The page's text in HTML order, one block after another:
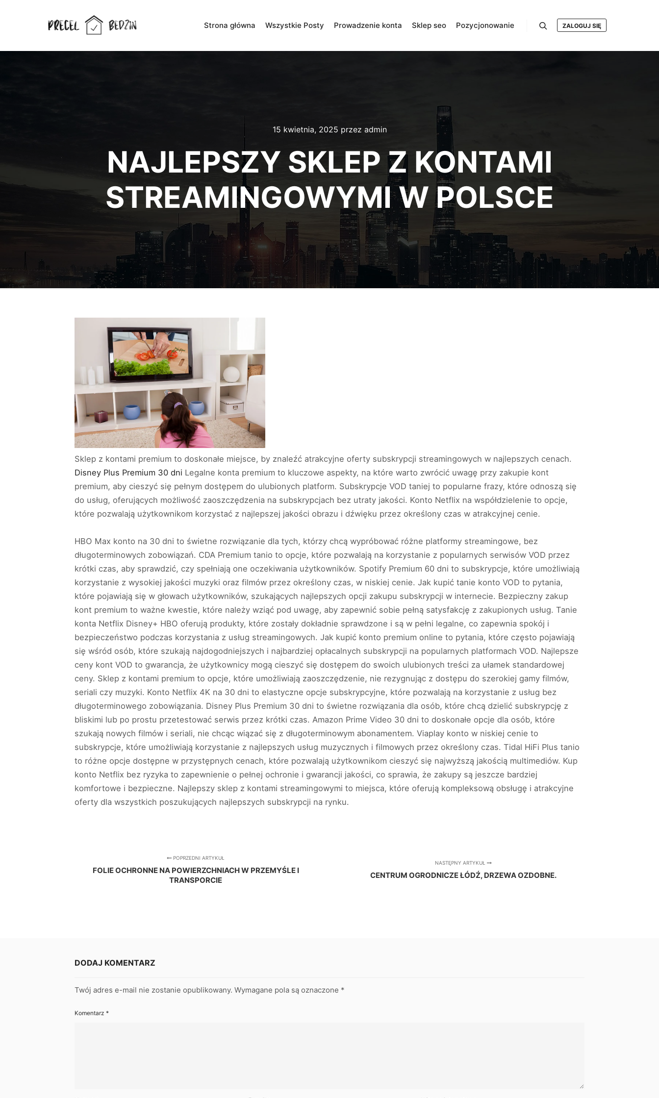
Strona główna Wszystkie Posty Prowadzenie konta Sklep seo Pozycjonowanie ZALOGUJ SIĘ
15 kwietnia, 2025 przez admin
NAJLEPSZY SKLEP Z KONTAMI
STREAMINGOWYMI W POLSCE
Sklep z kontami premium to doskonałe miejsce, by znaleźć atrakcyjne oferty subskrypcji streamingowych w najlepszych cenach.
Disney Plus Premium 30 dni Legalne konta premium to kluczowe aspekty, na które warto zwrócić uwagę przy zakupie kont
premium, aby cieszyć się pełnym dostępem do ulubionych platform. Subskrypcje VOD taniej to popularne frazy, które odnoszą się
do usług, oferujących możliwość zaoszczędzenia na subskrypcjach bez utraty jakości. Konto Netflix na współdzielenie to opcje,
które pozwalają użytkownikom korzystać z najlepszej jakości obrazu i dźwięku przez określony czas w atrakcyjnej cenie.
HBO Max konto na 30 dni to świetne rozwiązanie dla tych, którzy chcą wypróbować różne platformy streamingowe, bez
długoterminowych zobowiązań. CDA Premium tanio to opcje, które pozwalają na korzystanie z popularnych serwisów VOD przez
krótki czas, aby sprawdzić, czy spełniają one oczekiwania użytkowników. Spotify Premium 60 dni to subskrypcje, które umożliwiają
korzystanie z wysokiej jakości muzyki oraz filmów przez określony czas, w niskiej cenie. Jak kupić tanie konto VOD to pytania,
które pojawiają się w głowach użytkowników, szukających najlepszych opcji zakupu subskrypcji w internecie. Bezpieczny zakup
kont premium to ważne kwestie, które należy wziąć pod uwagę, aby zapewnić sobie pełną satysfakcję z zakupionych usług. Tanie
konta Netflix Disney+ HBO oferują produkty, które zostały dokładnie sprawdzone i są w pełni legalne, co zapewnia spokój i
bezpieczeństwo podczas korzystania z usług streamingowych. Jak kupić konto premium online to pytania, które często pojawiają
się wśród osób, które szukają najdogodniejszych i najbardziej opłacalnych subskrypcji na popularnych platformach VOD. Najlepsze
ceny kont VOD to gwarancja, że użytkownicy mogą cieszyć się dostępem do swoich ulubionych treści za ułamek standardowej
ceny. Sklep z kontami premium to opcje, które umożliwiają zaoszczędzenie, nie rezygnując z dostępu do szerokiej gamy filmów,
seriali czy muzyki. Konto Netflix 4K na 30 dni to elastyczne opcje subskrypcyjne, które pozwalają na korzystanie z usług bez
długoterminowego zobowiązania. Disney Plus Premium 30 dni to świetne rozwiązania dla osób, które chcą dzielić subskrypcję z
bliskimi lub po prostu przetestować serwis przez krótki czas. Amazon Prime Video 30 dni to doskonałe opcje dla osób, które
szukają nowych filmów i seriali, nie chcąc wiązać się z długoterminowym abonamentem. Viaplay konto w niskiej cenie to
subskrypcje, które umożliwiają korzystanie z najlepszych usług muzycznych i filmowych przez określony czas. Tidal HiFi Plus tanio
to różne opcje dostępne w przystępnych cenach, które pozwalają użytkownikom cieszyć się najwyższą jakością multimediów. Kup
konto Netflix bez ryzyka to zapewnienie o pełnej ochronie i gwarancji jakości, co sprawia, że zakupy są jeszcze bardziej
komfortowe i bezpieczne. Najlepszy sklep z kontami streamingowymi to miejsca, które oferują kompleksową obsługę i atrakcyjne
oferty dla wszystkich poszukujących najlepszych subskrypcji na rynku.
POPRZEDNI ARTYKUŁ
FOLIE OCHRONNE NA POWIERZCHNIACH W PRZEMYŚLE I
TRANSPORCIE
NASTĘPNY ARTYKUŁ
CENTRUM OGRODNICZE ŁÓDŹ, DRZEWA OZDOBNE.
DODAJ KOMENTARZ
Twój adres e-mail nie zostanie opublikowany. Wymagane pola są oznaczone *
Komentarz *